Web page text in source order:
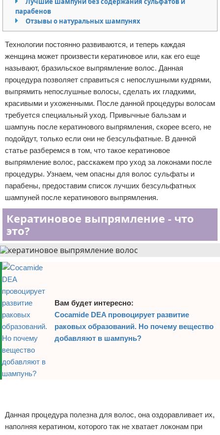
Уход за ногтями
Макияж
СПА процедуры
Парфюмерия
Прически
Разное
Уход за лицом
Хирургия
Отказ от ответственности
парабенов
Отзывы о натуральных шампунях
Технологии постоянно развиваются, и теперь каждая
женщина может произвести кератиновое или, как его еще
называют, бразильское выпрямление волос. Данная
процедура позволяет справиться с непослушными кудрями,
выпрямить непослушные волосы, сделать их гладкими,
красивыми и ухоженными. После данной процедуры волосам
требуется специальный уход. Привычные бальзам и
шампунь после кератинового выпрямления, скорее всего, не
подойдут, только если они не безсульфатные. В данной
статье разберемся в том, что такое кератиновое
выпрямление волос, расскажем про уход за локонами после
процедуры. Узнаем, чем опасны для волос сульфаты и
парабены, предоставим список лучших безсульфатных
шампуней после кератинового выпрямления.
Кератиновое выпрямление - что
это?
Вам будет интересно:
Cocamide DEA провоцирует развитие
раковых образований. Но почему вещество
добавляют в шампунь?
Данная процедура полезна для волос, она оздоравливает их,
наполняя кератином, которого так не хватает локонам при